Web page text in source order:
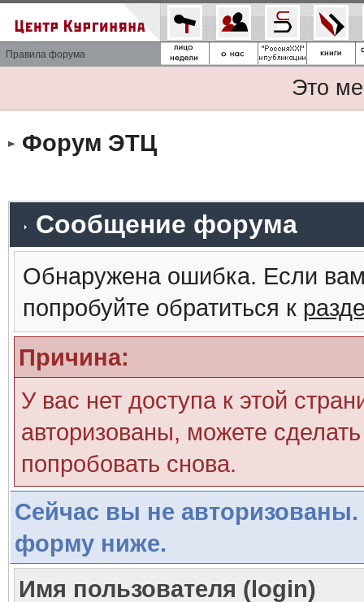
Правила форума
Это
Форум ЭТЦ
Сообщение форума
Обнаружена ошибка. Если
попробуйте обратиться к
Причина:
У вас нет доступа к этой
авторизованы, можете
попробовать снова.
Сейчас вы не авторизованы.
форму ниже.
Имя пользователя (login)